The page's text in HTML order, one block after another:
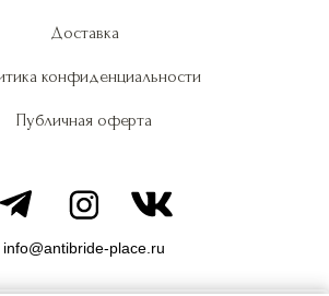
Доставка
конфиденциальности
Публичная оферта
info@antibride-place.ru